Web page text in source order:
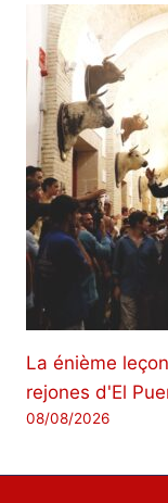
La énième
rejones d'El
08/08/2026